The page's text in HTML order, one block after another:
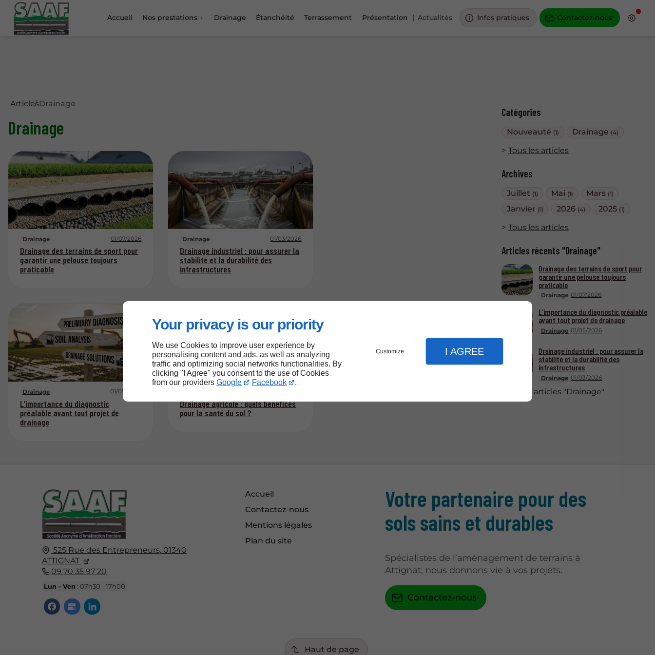
Your privacy is our priority
We use Cookies to improve user experience by
personalising content and ads, as well as analyzing
traffic and optimizing social networks functionalities. By
clicking "I Agree" you consent to the use of Cookies
from our providers Google Facebook .
Customize I AGREE
Accueil Nos prestations Drainage Étanchéité Terrassement Présentation Actualités Infos pratiques Contactez-nous
Catégories
Nouveauté (1) Drainage (4)
Tous les articles
Archives
Juillet (1) Mai (1) Mars (1)
Janvier (1) 2026 (4) 2025 (1)
Tous les articles
Articles récents "Drainage"
Drainage 01/07/2026
Drainage des terrains de sport pour
garantir une pelouse toujours
praticable
Drainage 01/05/2026
L’importance du diagnostic préalable
avant tout projet de drainage
Drainage 01/03/2026
Drainage industriel : pour assurer la
stabilité et la durabilité des
infrastructures
Plus d'articles "Drainage"
ArticlesDrainage
Drainage
Drainage 01/07/2026
Drainage des terrains de sport pour
garantir une pelouse toujours
praticable
Drainage 01/05/2026
L’importance du diagnostic
préalable avant tout projet de
drainage
Drainage 01/03/2026
Drainage industriel : pour assurer la
stabilité et la durabilité des
infrastructures
Drainage agricole : quels bénéfices
pour la santé du sol ?
525 Rue des Entrepreneurs, 01340
ATTIGNAT
09 70 35 97 20
Lun - Ven : 07h30 - 17h00
Accueil
Contactez-nous
Mentions légales
Plan du site
Votre partenaire pour des
sols sains et durables
Spécialistes de l’aménagement de terrains à
Attignat, nous donnons vie à vos projets.
Contactez-nous
Haut de page